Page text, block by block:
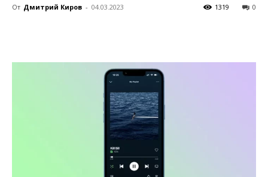
От Дмитрий Киров - 04.03.2023 0
1319